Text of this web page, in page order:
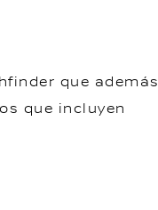
que además
que incluyen